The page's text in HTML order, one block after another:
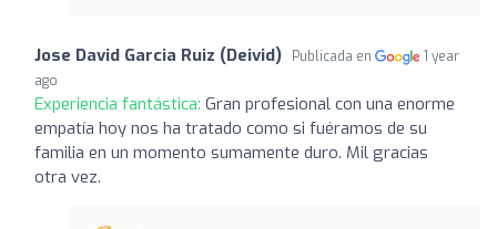
Jose David Garcia Ruiz (Deivid) Publicada en
1 year
ago
Experiencia fantástica: Gran profesional con una enorme
empatía hoy nos ha tratado como si fuéramos de su
familia en un momento sumamente duro. Mil gracias
otra vez.